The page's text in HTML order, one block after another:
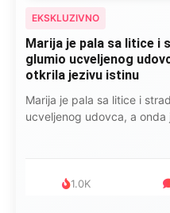
EKSKLUZIVNO
Marija je pala sa litice i
glumio ucveljenog
otkrila jezivu istinu
Marija je pala sa litice i
ucveljenog udovca, a
1.0K